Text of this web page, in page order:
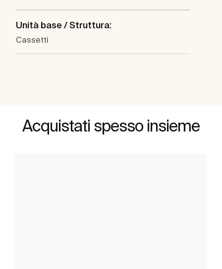
Unità base / Struttura:
Cassetti
Acquistati spesso insieme